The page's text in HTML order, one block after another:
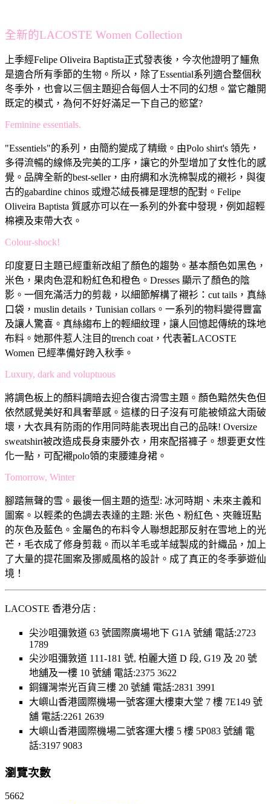
全新的LACOSTE Women Collection
上季經Felipe Oliveira Baptista正式發表後，今次他證明了鱷魚
是適合所有季節的生物。所以，除了Essential系列適合整個秋
冬季外，也會以三個主題迎合每個人士不同的幻想。當它離開
既定的模式，為何不好好滿足一下自己的慾望?
Feminine essentials.
"Essentiels"的系列，由簡約變成了精緻。由Polo shirt's 領先，
多得流暢的線條及完美的工序，讓它的外型增加了女性化的感
覺。品牌全新的best-seller，由府綢和水洗棉製成的襯衫，與復
古的gabardine chinos 或燈芯絨長褲是理想的配對。Felipe
Oliveira Baptista 質感亦可以在一系列的外套中發現，例如超輕
棉襖及束帶大衣。
Colour-shock!
印度夏日主題已經重新改組了顏色的趨勢。基本顏色如黑色，
米色，果肉色混和粉紅色和橙色。Dresses 顯示了顏色的陰
影。一個充滿活力的剪裁，以細節解構了襯衫：cut tails，真絲
口袋，muslin details，Tunisian collars。一系列的物料變得豐富
及讓人驚喜。真絲縐布上的輕細紋理，讓人回憶起傳統的珠地
布料。她那件惹人注目的trench coat，代表著LACOSTE
Women 已經準備好跨入秋季。
Luxury, dark and voluptuous
將調色板上的顏料調暗去迎合復古滑雪主題。顏色黯然失色但
依然感覺美好和具奢華感。這樣的日子沒有可能被傾盆大雨破
壞，大衣具有防雨的作用同時能表現出自己的品味! Oversize
sweatshirt被改造成長身束腰外衣，用來配搭褲子。想要更女性
化一點，可配襯polo領的束腰連身裙。
Tomorrow, Winter
腳踏無聲的雪。最後一個主題的造型: 冰河時期、未來主義和
圖案。以輕柔的色調去表達的主題: 米色、粉紅色、夾雜班點
的灰色及藍色。金屬色的布料令人聯想起那反射在雪地上的光
芒，毛衣成了修身剪裁。而以羊毛或羊絨製成的針織品，加上
了大量的提花圖案及挪威風格的設計。成了真正的冬季夢遊仙
境！
LACOSTE 香港分店 :
尖沙咀彌敦道 63 號國際廣場地下 G1A 號舖 電話:2723
1789
尖沙咀彌敦道 111-181 號, 柏麗大道 D 段, G19 及 20 號
地舖及一樓 10 號舖 電話:2375 3622
銅鑼灣崇光百貨三樓 20 號舖 電話:2831 3991
大嶼山香港國際機場一號客運大樓東大堂 7 樓 7E149 號
舖 電話:2261 2639
大嶼山香港國際機場二號客運大樓 5 樓 5P083 號舖 電
話:3197 9083
瀏覽次數
5662